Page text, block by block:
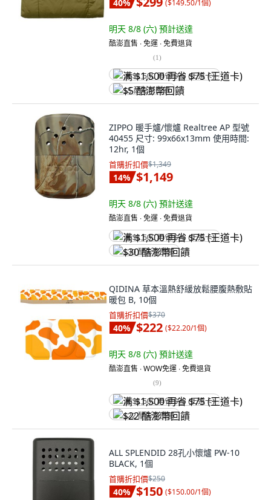
40% ($149.50/1個)
明天 8/8 (六) 預計送達
酷澎直售 ∙ 免運 ∙ 免費退貨
(1)
满 $1,500 再省 $75 (王道卡)
$5 酷澎幣回饋
ZIPPO 暖手爐/懷爐 Realtree AP 型號
40455 尺寸: 99x66x13mm 使用時間:
12hr, 1個
首購折扣價$1,349
14% $1,149
明天 8/8 (六) 預計送達
酷澎直售 ∙ 免運 ∙ 免費退貨
满 $1,500 再省 $75 (王道卡)
$30 酷澎幣回饋
QIDINA 草本溫熱舒緩放鬆腰腹熱敷貼
暖包 B, 10個
首購折扣價$370
40% $222 ($22.20/1個)
明天 8/8 (六) 預計送達
酷澎直售 ∙ WOW免運 ∙ 免費退貨
(9)
满 $1,500 再省 $75 (王道卡)
$22 酷澎幣回饋
ALL SPLENDID 28孔小懷爐 PW-10
BLACK, 1個
首購折扣價$250
40% $150 ($150.00/1個)